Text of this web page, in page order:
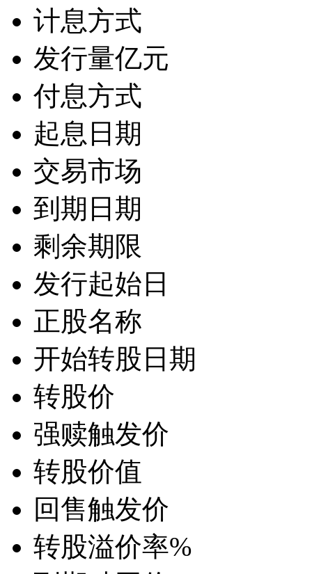
计息方式
发行量亿元
付息方式
起息日期
交易市场
到期日期
剩余期限
发行起始日
正股名称
开始转股日期
转股价
强赎触发价
转股价值
回售触发价
转股溢价率%